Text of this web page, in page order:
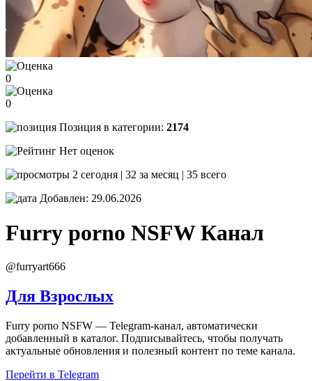
0
0
Позиция в категории: 2174
Нет оценок
2 сегодня | 32 за месяц | 35 всего
Добавлен: 29.06.2026
Furry porno NSFWКанал
@furryart666
Для Взрослых
Furry porno NSFW — Telegram-канал, автоматически
добавленный в каталог. Подписывайтесь, чтобы получать
актуальные обновления и полезный контент по теме канала.
Перейти в Telegram